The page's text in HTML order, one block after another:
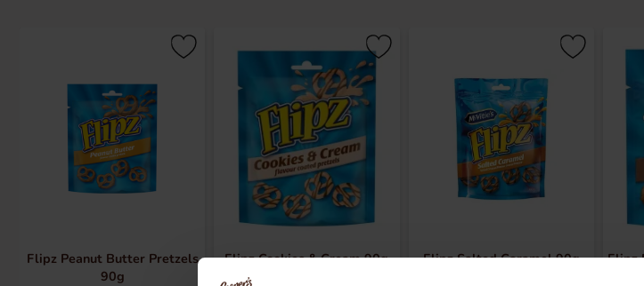
Historien om Flipz begyndte i 1990'erne, og de tog straks USA med
dækket med mælk- eller hvid chokolade. De har over årene lanceret flere
Chocolate, Peanut Butter og Salted Caramel. Flipz er en anderledes
salt, sødt og sprødt. Det perfekte snack til hyggeaftenen, udflugten eller
du vil tabe kæben!
Flipz Peanut Butter Pretzels
90g
Flipz Cookies & Cream 90g Flipz Salted Caramel 90g
Flipz